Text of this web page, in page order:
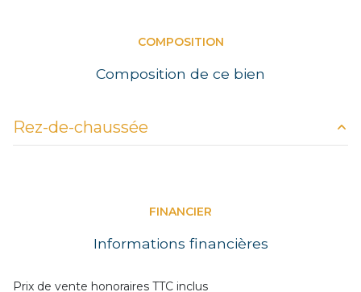
COMPOSITION
Composition de ce bien
Rez-de-chaussée
FINANCIER
Informations financières
Prix de vente honoraires TTC inclus